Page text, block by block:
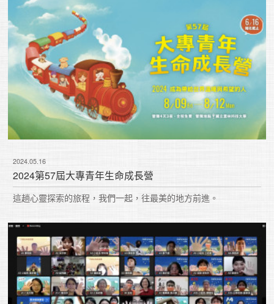
2024.05.16
2024第57屆大專青年生命成長營
這趟心靈探索的旅程，我們一起，往最美的地方前進。